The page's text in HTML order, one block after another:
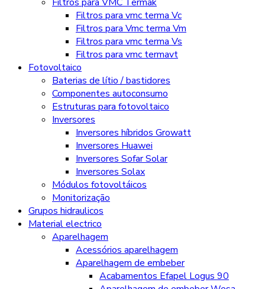
Filtros para vmc terma Vc
Filtros para Vmc terma Vm
Filtros para vmc terma Vs
Filtros para vmc termavt
Fotovoltaico
Baterias de lítio / bastidores
Componentes autoconsumo
Estruturas para fotovoltaico
Inversores
Inversores híbridos Growatt
Inversores Huawei
Inversores Sofar Solar
Inversores Solax
Módulos fotovoltáicos
Monitorização
Grupos hidraulicos
Material electrico
Aparelhagem
Acessórios aparelhagem
Aparelhagem de embeber
Acabamentos Efapel Logus 90